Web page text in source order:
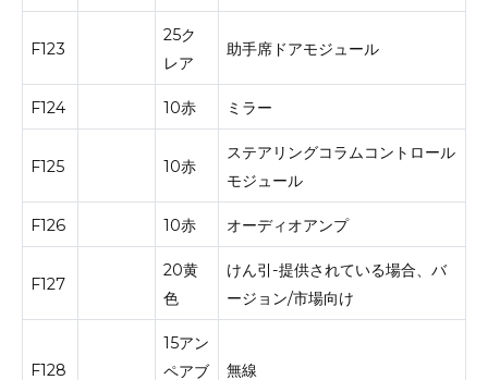
F123
25ク
レア
助手席ドアモジュール
F124 10赤 ミラー
F125 10赤
ステアリングコラムコントロール
モジュール
F126 10赤 オーディオアンプ
F127
20黄
色
けん引-提供されている場合、バ
ージョン/市場向け
F128
15アン
ペアブ
無線